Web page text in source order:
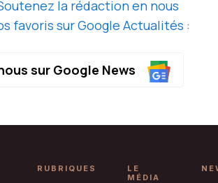
la rédaction en nous
favoris sur Google Actualités :
sur Google News
RUBRIQUES
LE
MÉDIA